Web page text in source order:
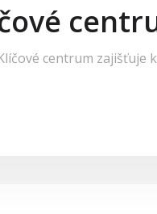
centrum zajišťuje